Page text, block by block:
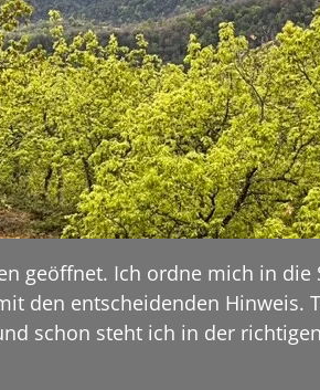
geöffnet. Ich ordne mich in
den entscheidenden Hinweis.
schon steht ich in der